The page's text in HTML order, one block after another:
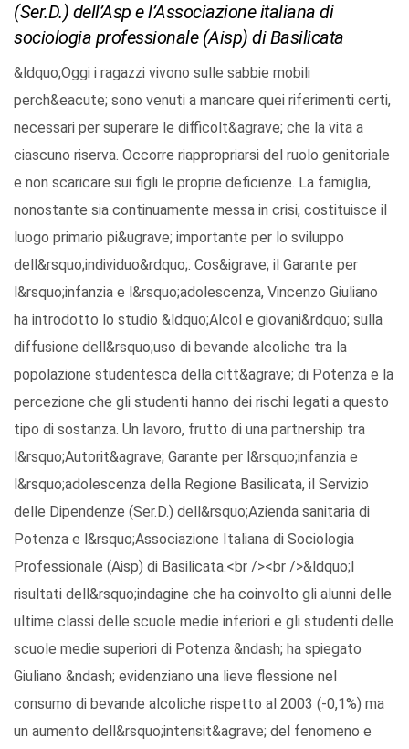
(Ser.D.) dell’Asp e l’Associazione italiana di
sociologia professionale (Aisp) di Basilicata
&ldquo;Oggi i ragazzi vivono sulle sabbie mobili
perch&eacute; sono venuti a mancare quei riferimenti certi,
necessari per superare le difficolt&agrave; che la vita a
ciascuno riserva. Occorre riappropriarsi del ruolo genitoriale
e non scaricare sui figli le proprie deficienze. La famiglia,
nonostante sia continuamente messa in crisi, costituisce il
luogo primario pi&ugrave; importante per lo sviluppo
dell&rsquo;individuo&rdquo;. Cos&igrave; il Garante per
l&rsquo;infanzia e l&rsquo;adolescenza, Vincenzo Giuliano
ha introdotto lo studio &ldquo;Alcol e giovani&rdquo; sulla
diffusione dell&rsquo;uso di bevande alcoliche tra la
popolazione studentesca della citt&agrave; di Potenza e la
percezione che gli studenti hanno dei rischi legati a questo
tipo di sostanza. Un lavoro, frutto di una partnership tra
l&rsquo;Autorit&agrave; Garante per l&rsquo;infanzia e
l&rsquo;adolescenza della Regione Basilicata, il Servizio
delle Dipendenze (Ser.D.) dell&rsquo;Azienda sanitaria di
Potenza e l&rsquo;Associazione Italiana di Sociologia
Professionale (Aisp) di Basilicata.<br /><br />&ldquo;I
risultati dell&rsquo;indagine che ha coinvolto gli alunni delle
ultime classi delle scuole medie inferiori e gli studenti delle
scuole medie superiori di Potenza &ndash; ha spiegato
Giuliano &ndash; evidenziano una lieve flessione nel
consumo di bevande alcoliche rispetto al 2003 (-0,1%) ma
un aumento dell&rsquo;intensit&agrave; del fenomeno e